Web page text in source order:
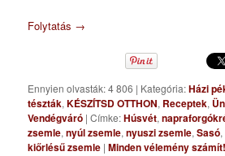
Folytatás →
Ennyien olvasták: 4 806 | Kategória:Házi
tészták,KÉSZÍTSD OTTHON, Receptek,
Vendégváró |Címke:Húsvét,
zsemle,nyúl zsemle,nyuszi zsemle,Sasó,
kiőrlésű zsemle |Minden vélemény számít!